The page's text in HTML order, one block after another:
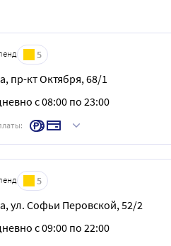
5
пр-кт Октября, 68/1
с 08:00 по 23:00
5
ул. Софьи Перовской, 52/2
с 09:00 по 22:00